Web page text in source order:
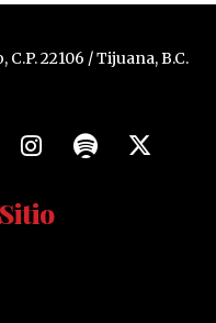
22106 / Tijuana, B.C.